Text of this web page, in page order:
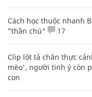
Cách học thuộc nhanh
"thần chú"
17
Clip lột tả chân thực
mèo', người tinh ý còn
con